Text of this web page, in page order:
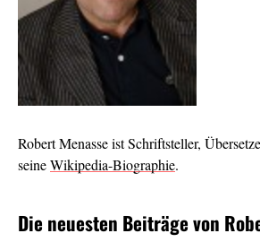
Robert Menasse ist Schriftsteller,
seineWikipedia-Biographie.
Die neuesten Beiträge von